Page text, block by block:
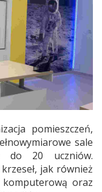
pomieszczeń,
sale
do 20 uczniów.
jak również
komputerową oraz